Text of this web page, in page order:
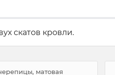
скатов кровли.
матовая